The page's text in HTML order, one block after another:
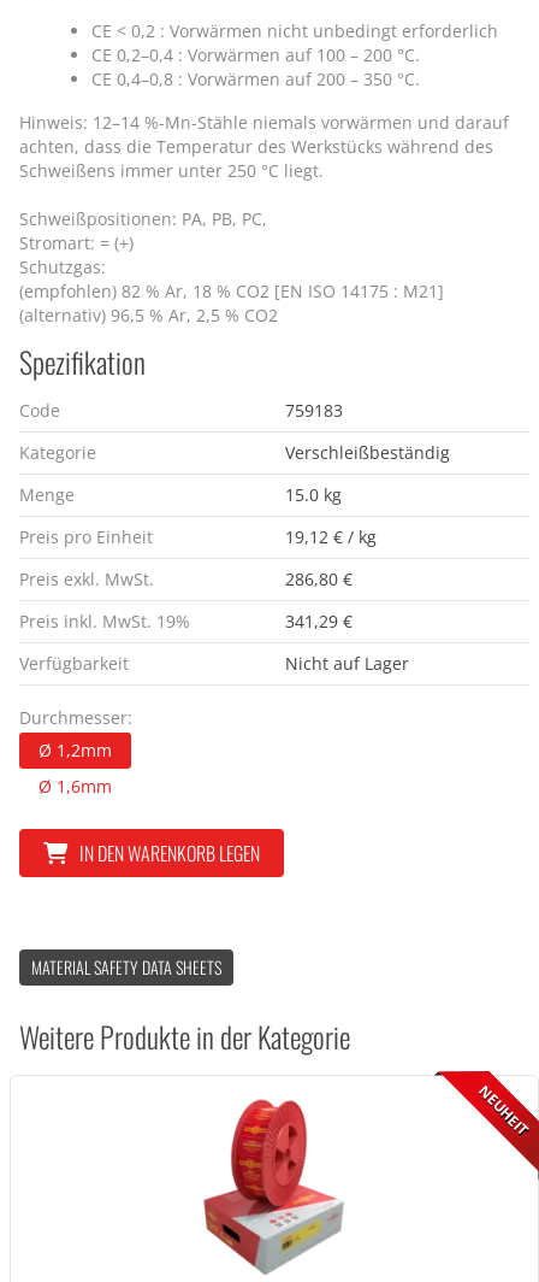
CE < 0,2 : Vorwärmen nicht unbedingt erforderlich
CE 0,2–0,4 : Vorwärmen auf 100 – 200 °C.
CE 0,4–0,8 : Vorwärmen auf 200 – 350 °C.
Hinweis: 12–14 %-Mn-Stähle niemals vorwärmen und darauf
achten, dass die Temperatur des Werkstücks während des
Schweißens immer unter 250 °C liegt.
Schweißpositionen: PA, PB, PC,
Stromart: = (+)
Schutzgas:
(empfohlen) 82 % Ar, 18 % CO2 [EN ISO 14175 : M21]
(alternativ) 96,5 % Ar, 2,5 % CO2
Spezifikation
Code
759183
Kategorie
Verschleißbeständig
Menge
15.0 kg
Preis pro Einheit
19,12 € / kg
Preis exkl. MwSt.
286,80 €
Preis inkl. MwSt. 19%
341,29 €
Verfügbarkeit
Nicht auf Lager
Durchmesser:
Ø 1,2mm
Ø 1,6mm
IN DEN WARENKORB LEGEN
MATERIAL SAFETY DATA SHEETS
Weitere Produkte in der Kategorie
NEUHEIT